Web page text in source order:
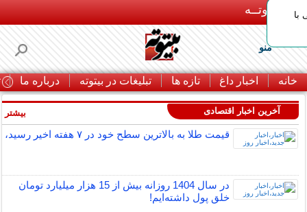
بـیتوتــه
منو
خانه اخبار داغ تازه ها تبلیغات در بیتوته درباره ما
با
آخرین اخبار اقتصادی
قیمت طلا به بالاترین سطح خود در ۷ هفته اخیر رسید،
در سال 1404 روزانه بیش از 15 هزار میلیارد تومان
خلق پول داشته‌ایم!
بیشتر